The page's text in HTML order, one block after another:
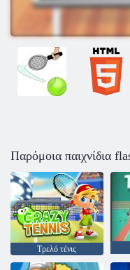
Παρόμοια παιχνίδια
Τρελό τένις